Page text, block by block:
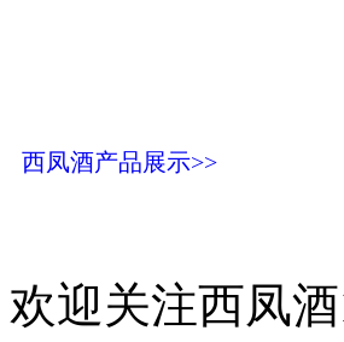
西凤酒产品展示>>
欢迎关注西凤